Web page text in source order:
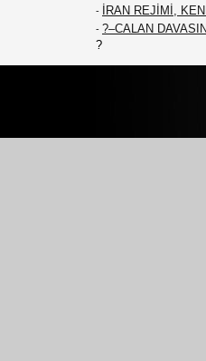
- İRAN REJİMİ,
- ?–CALAN
?